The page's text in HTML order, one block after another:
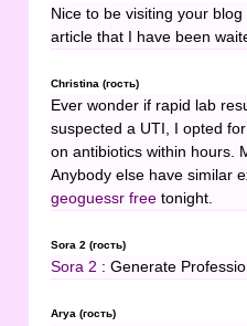
Nice to be visiting your
article that I have been
Christina (гость)
Ever wonder if rapid lab
suspected a UTI, I opted
on antibiotics within hours.
Anybody else have similar
geoguessr free tonight.
Sora 2 (гость)
Sora 2 : Generate
Arya (гость)